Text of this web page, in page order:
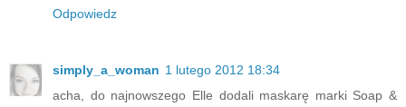
Odpowiedz
simply_a_woman 1 lutego 2012 18:34
acha, do najnowszego Elle dodali maskarę marki Soap &